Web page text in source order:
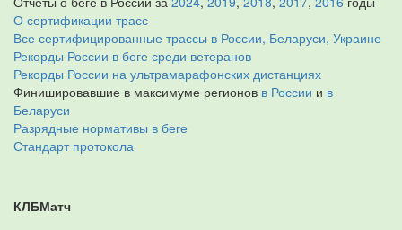
О сертификации трасс
Все сертифицированные трассы в России, Беларуси, Украине
Рекорды России в беге среди ветеранов
Рекорды России на ультрамарафонских дистанциях
Финишировавшие в максимуме регионов в России и в
Беларуси
Разрядные нормативы в беге
Стандарт протокола
КЛБМатч